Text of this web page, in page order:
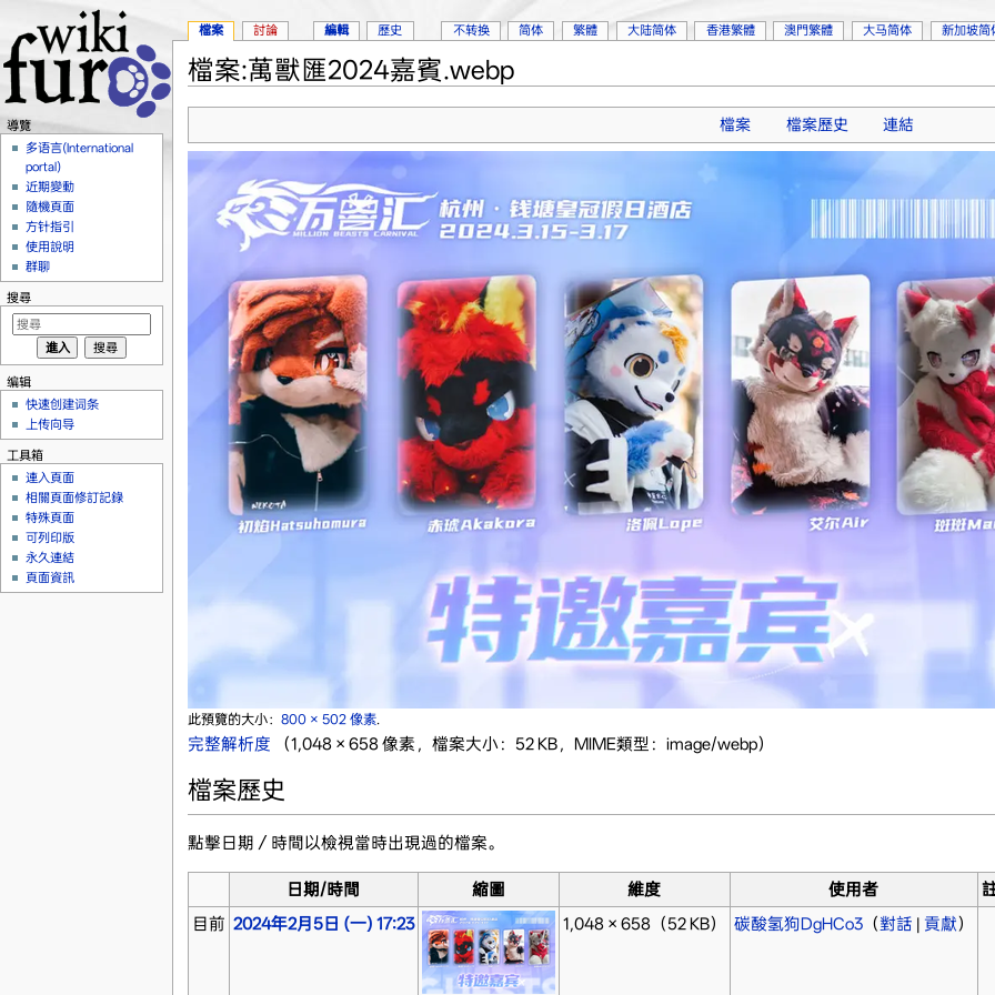
檔案:萬獸匯2024嘉賓.webp
檔案 檔案歷史 連結
此預覽的大小： 800 × 502 像素.
完整解析度 （1,048 × 658 像素，檔案大小：52 KB，MIME類型：image/webp）
檔案歷史
點擊日期／時間以檢視當時出現過的檔案。
日期/時間 縮圖 維度 使用者
目前 2024年2月5日 (一) 17:23 1,048 × 658（52 KB） 碳酸氢狗DgHCo3（對話 | 貢獻）
檔案 討論 編輯 歷史 不转换 简体 繁體 大陆简体 香港繁體 澳門繁體 大马简体 新加坡简
導覽
多语言(International
portal)
近期變動
隨機頁面
方针指引
使用說明
群聊
搜尋
编辑
快速创建词条
上传向导
工具箱
連入頁面
相關頁面修訂記錄
特殊頁面
可列印版
永久連結
頁面資訊